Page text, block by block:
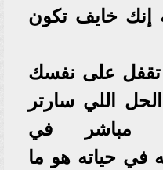
إنك خايف تكون
على نفسك
اللي سارتر
مباشر في
في حياته هو ما